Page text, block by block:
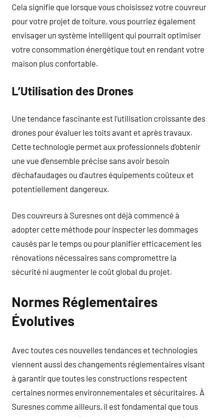
Cela signifie que lorsque vous choisissez votre couvreur
pour votre projet de toiture, vous pourriez également
envisager un système intelligent qui pourrait optimiser
votre consommation énergétique tout en rendant votre
maison plus confortable.
L’Utilisation des Drones
Une tendance fascinante est l’utilisation croissante des
drones pour évaluer les toits avant et après travaux.
Cette technologie permet aux professionnels d’obtenir
une vue d’ensemble précise sans avoir besoin
d’échafaudages ou d’autres équipements coûteux et
potentiellement dangereux.
Des couvreurs à Suresnes ont déjà commencé à
adopter cette méthode pour inspecter les dommages
causés par le temps ou pour planifier efficacement les
rénovations nécessaires sans compromettre la
sécurité ni augmenter le coût global du projet.
Normes Réglementaires
Évolutives
Avec toutes ces nouvelles tendances et technologies
viennent aussi des changements réglementaires visant
à garantir que toutes les constructions respectent
certaines normes environnementales et sécuritaires. À
Suresnes comme ailleurs, il est fondamental que tous